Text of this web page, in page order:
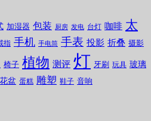
加湿器 包装 厨房 发电 台灯 咖啡 太
指 手机 手电筒 手表 投影 折叠 摄影
椅子 植物 测评 灯 牙刷 玩具 玻璃
花盆 蛋糕 雕塑 鞋子 音响